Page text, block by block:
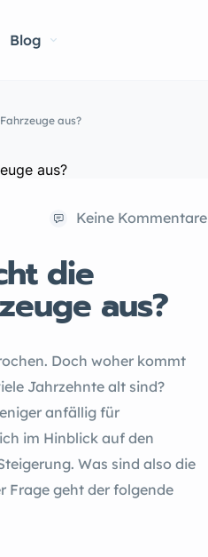
Blog
aus?
Keine Kommentare
die
aus?
Doch woher kommt
Jahrzehnte alt sind?
anfällig für
im Hinblick auf den
Was sind also die
Frage geht der folgende